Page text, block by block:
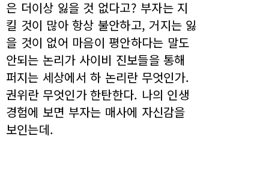
은 더이상 잃을 것 없다고? 부자는 지
킬 것이 많아 항상 불안하고, 거지는 잃
을 것이 없어 마음이 평안하다는 말도
안되는 논리가 사이비 진보들을 통해
퍼지는 세상에서 하 논리란 무엇인가.
권위란 무엇인가 한탄한다. 나의 인생
경험에 보면 부자는 매사에 자신감을
보인는데.